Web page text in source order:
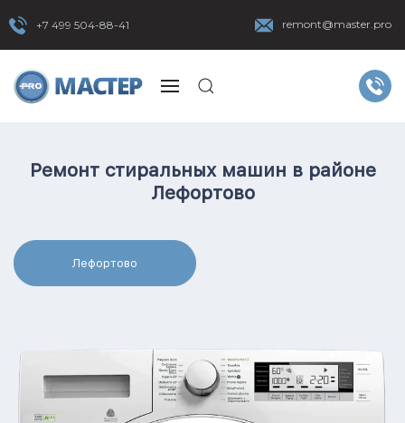
+7 499 504-88-41 remont@master.pro
Ремонт стиральных машин в районе
Лефортово
Лефортово